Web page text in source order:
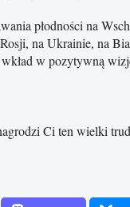
płodności na
na Ukrainie, na
w pozytywną
Ci ten wielki